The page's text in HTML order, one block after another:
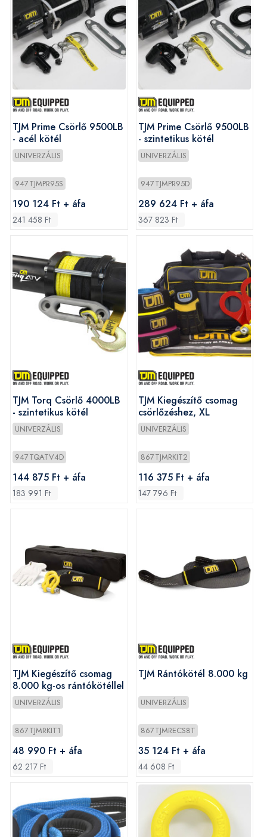
TJM Prime Csörlő 9500LB
- acél kötél
UNIVERZÁLIS
947TJMPR95S
190 124 Ft + áfa
241 458 Ft
TJM Prime Csörlő 9500LB
- szintetikus kötél
UNIVERZÁLIS
947TJMPR95D
289 624 Ft + áfa
367 823 Ft
TJM Torq Csörlő 4000LB
- szintetikus kötél
UNIVERZÁLIS
947TQATV4D
144 875 Ft + áfa
183 991 Ft
TJM Kiegészítő csomag
csörlőzéshez, XL
UNIVERZÁLIS
867TJMRKIT2
116 375 Ft + áfa
147 796 Ft
TJM Kiegészítő csomag
8.000 kg-os rántókötéllel
UNIVERZÁLIS
867TJMRKIT1
48 990 Ft + áfa
62 217 Ft
TJM Rántókötél 8.000 kg
UNIVERZÁLIS
867TJMRECS8T
35 124 Ft + áfa
44 608 Ft